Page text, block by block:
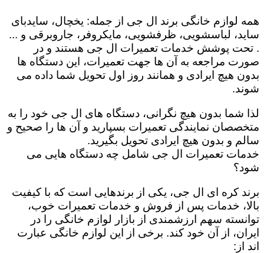
همه لوازم خانگی برند ال جی از جمله: یخچال، سایدبای
ساید، لباسشویی، ظرفشویی، مایکروفر، جاروبرقی و ...
. تحت پوشش خدمات تعمیرات ال جی هستند و در
صورت مراجعه به آن ها جهت تعمیرات، این دستگاه ها
بدون هیچ ایرادی و همانند روز اول تحویل شما داده می
شوند.
لذا شما بدون هیچ نگرانی، دستگاه های ال جی خود را به
متخصصان نمایندگی تعمیرات بسپارید و آن ها را صحیح و
سالم و بدون هیچ ایرادی تحویل بگیرید.
خدمات تعمیرات ال جی شامل چه دستگاه هایی می
شود؟
برند کره ای ال جی، یکی از برندهایی است که با کیفیت
بالا، خدمات پس از فروش و خدمات تعمیرات خوب،
توانسته سهم ارزشمندی از بازار لوازم خانگی را در
ایران، از آن خود کند. برخی از این لوازم خانگی عبارت
اند از: